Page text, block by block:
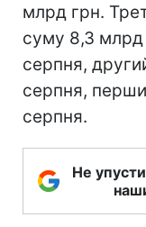
млрд грн.
суму 8,3 млрд
серпня,
серпня,
серпня.
Не